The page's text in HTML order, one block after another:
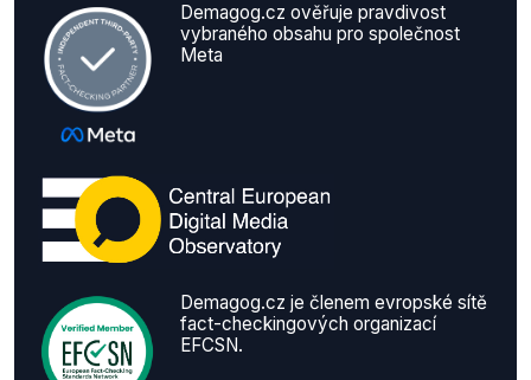
Demagog.cz ověřuje pravdivost
vybraného obsahu pro společnost
Meta
Demagog.cz je členem evropské sítě
fact-checkingových organizací
EFCSN.